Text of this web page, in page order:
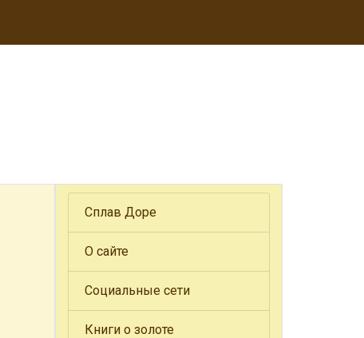
Сплав Доре
О сайте
Социальные сети
Книги о золоте